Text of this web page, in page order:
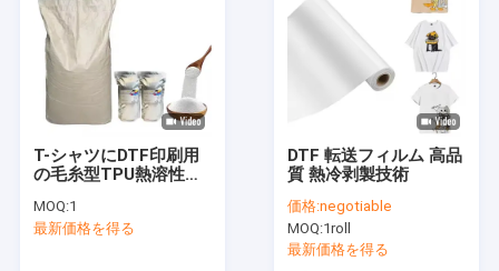
ホーム
会社案内
T-シャツにDTF印刷用
の毛糸型TPU熱溶性粉
MOQ:1
最新価格を得る
DTF 転送フィルム 高品
質 熱冷剥製技術
価格:negotiable
MOQ:1roll
最新価格を得る